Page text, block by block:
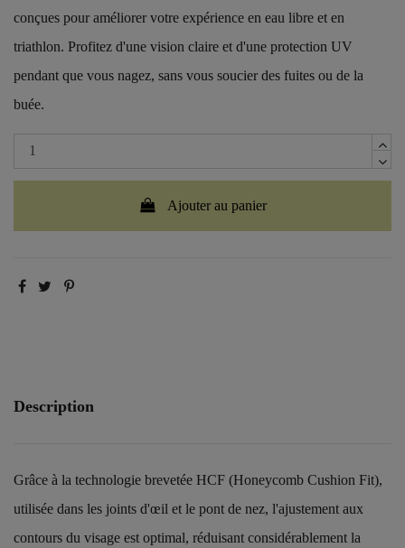
conçues pour améliorer votre expérience en eau libre et en
triathlon. Profitez d'une vision claire et d'une protection UV
pendant que vous nagez, sans vous soucier des fuites ou de la
buée.
Ajouter au panier
Description
Grâce à la technologie brevetée HCF (Honeycomb Cushion Fit),
utilisée dans les joints d'œil et le pont de nez, l'ajustement aux
contours du visage est optimal, réduisant considérablement la